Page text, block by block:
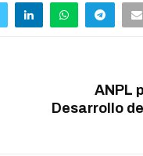
ANPL
Desarrollo